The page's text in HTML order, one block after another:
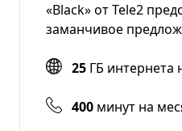
«Black» от Tele2
заманчивое
25 ГБ интернета
400 минут на